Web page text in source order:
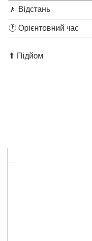
🚶 Відстань
🕐 Орієнтовний час
⬆ Підйом